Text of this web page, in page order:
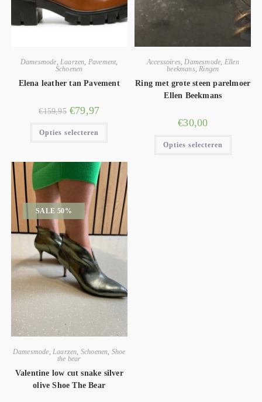
Damesmode, Laarzen, Pavement,
Schoenen
Elena leather tan Pavement
€159,95 €79,97
Opties selecteren
Accessoires,Damesmode, Ellen
beekmans,Ringen
Ring met grote steen parelmoer
Ellen Beekmans
€30,00
Opties selecteren
SALE 50%
Damesmode, Laarzen, Schoenen, Shoe
the bear
Valentine low cut snake silver
olive Shoe The Bear